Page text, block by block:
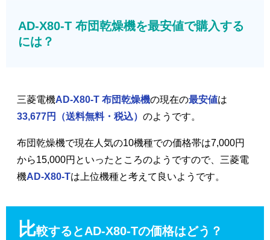
AD-X80-T 布団乾燥機を最安値で購入する
には？
三菱電機AD-X80-T 布団乾燥機の現在の最安値は
33,677円
（送料無料・税込） のようです。
布団乾燥機で現在人気の10機種での価格帯は7,000円
から15,000円といったところのようですので、三菱電
機AD-X80-Tは上位機種と考えて良いようです。
比較するとAD-X80-Tの価格はどう？